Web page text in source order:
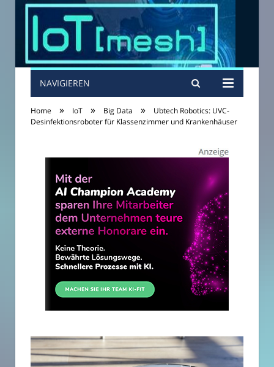
NAVIGIEREN
Home » IoT » Big Data »
Ubtech Robotics: UVC-
Desinfektionsroboter für Klassenzimmer und Krankenhäuser